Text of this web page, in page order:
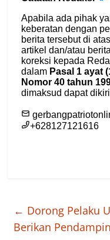
← Dorong Pelaku
Berikan